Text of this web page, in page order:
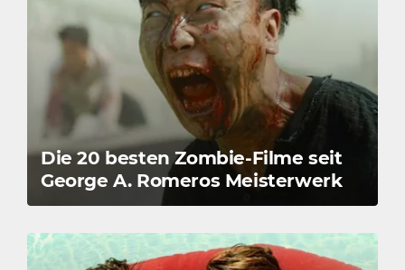
Die 20 besten Zombie-Filme seit
George A. Romeros Meisterwerk